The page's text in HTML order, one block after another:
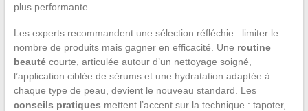
plus performante.
Les experts recommandent une sélection réfléchie : limiter le
nombre de produits mais gagner en efficacité. Une routine
beautécourte, articulée autour d’un nettoyage soigné,
l’application ciblée de sérums et une hydratation adaptée à
chaque type de peau, devient le nouveau standard. Les
conseils pratiques mettent l’accent sur la technique : tapoter,